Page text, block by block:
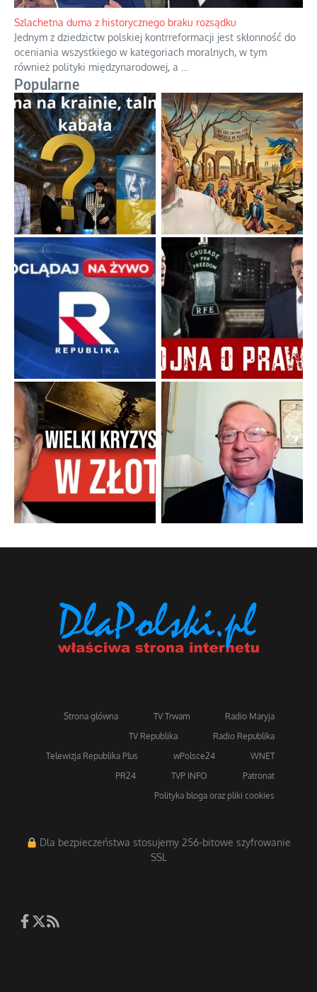
Ekspresowy kurs zbawienia z rodzinną katastrofą
Dramatyczne skutki skrajnej nadgorliwości we wspólnocie.
Szlachetna duma z historycznego braku rozsądku
Jednym z dziedzictw polskiej kontrreformacji jest skłonność do
oceniania wszystkiego w kategoriach moralnych, w tym
również polityki międzynarodowej, a...
Popularne